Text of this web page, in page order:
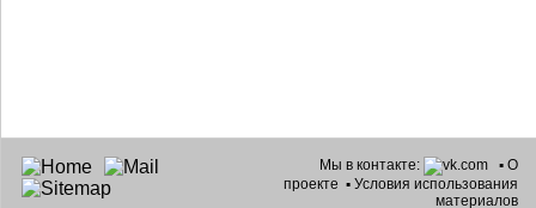
Мы в контакте: ▪ О
проекте ▪ Условия использования
материалов